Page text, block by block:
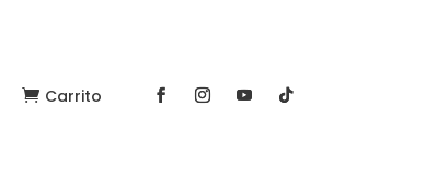
 Carrito